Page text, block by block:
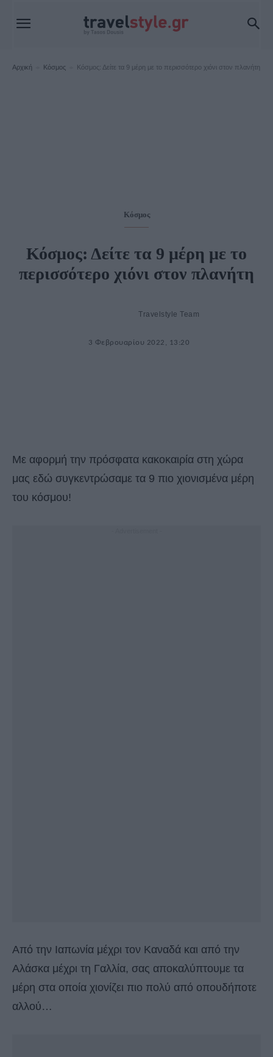
Αρχική Κόσμος Κόσμος: Δείτε τα 9 μέρη με το περισσότερο χιόνι στον πλανήτη
Κόσμος
Κόσμος: Δείτε τα 9 μέρη με το
περισσότερο χιόνι στον πλανήτη
Travelstyle Team
3 Φεβρουαρίου 2022, 13:20
Με αφορμή την πρόσφατα κακοκαιρία στη χώρα
μας εδώ συγκεντρώσαμε τα 9 πιο χιονισμένα μέρη
του κόσμου!
Από την Ιαπωνία μέχρι τον Καναδά και από την
Αλάσκα μέχρι τη Γαλλία, σας αποκαλύπτουμε τα
μέρη στα οποία χιονίζει πιο πολύ από οπουδήποτε
αλλού…